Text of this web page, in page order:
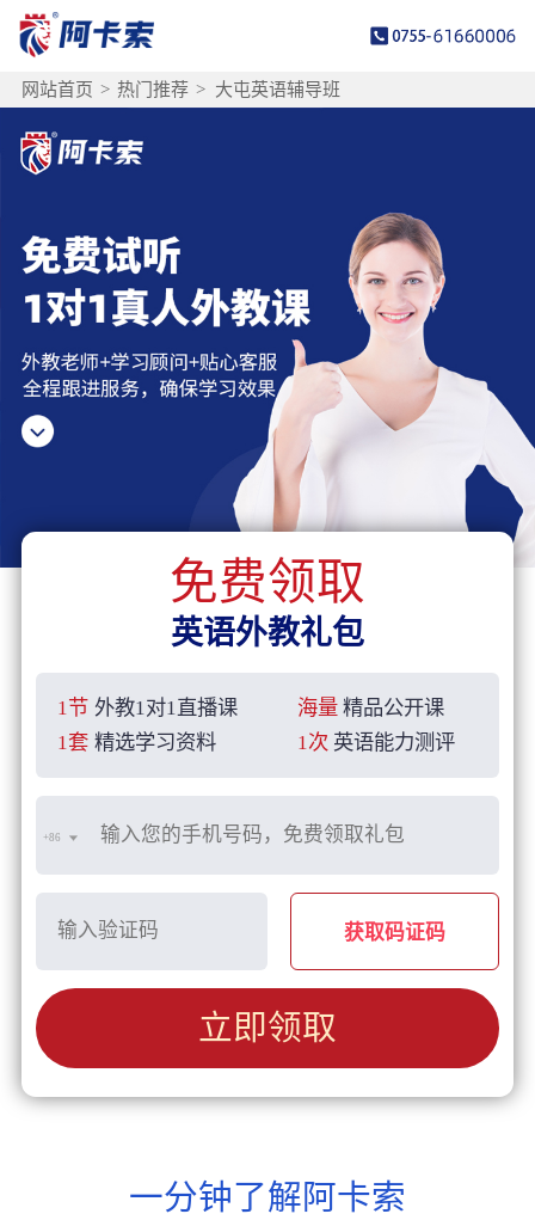
网站首页 > 热门推荐 > 大屯英语辅导班
免费领取
英语外教礼包
1节 外教1对1直播课 海量 精品公开课
1套 精选学习资料 1次 英语能力测评
+86
获取码证码
立即领取
一分钟了解阿卡索